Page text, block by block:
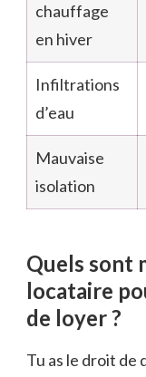
chauffage
en hiver
Infiltrations
d’eau
Mauvaise
isolation
Quels sont
locataire
de loyer ?
Tu as le droit de